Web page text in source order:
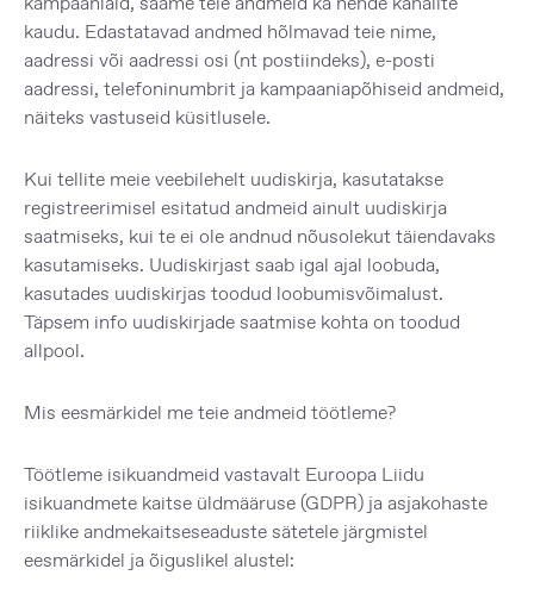
kaudu. Edastatavad andmed hõlmavad teie nime,
aadressi või aadressi osi (nt postiindeks), e-posti
aadressi, telefoninumbrit ja kampaaniapõhiseid andmeid,
näiteks vastuseid küsitlusele.
Kui tellite meie veebilehelt uudiskirja, kasutatakse
registreerimisel esitatud andmeid ainult uudiskirja
saatmiseks, kui te ei ole andnud nõusolekut täiendavaks
kasutamiseks. Uudiskirjast saab igal ajal loobuda,
kasutades uudiskirjas toodud loobumisvõimalust.
Täpsem info uudiskirjade saatmise kohta on toodud
allpool.
Mis eesmärkidel me teie andmeid töötleme?
Töötleme isikuandmeid vastavalt Euroopa Liidu
isikuandmete kaitse üldmääruse (GDPR) ja asjakohaste
riiklike andmekaitseseaduste sätetele järgmistel
eesmärkidel ja õiguslikel alustel: